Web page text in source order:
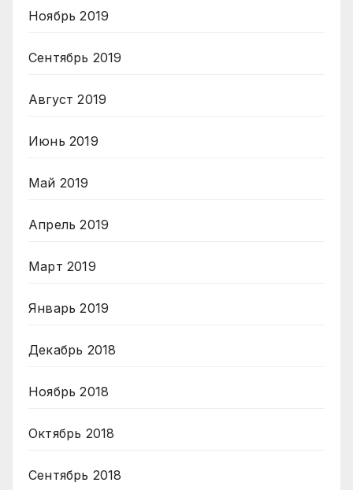
Ноябрь 2019
Сентябрь 2019
Август 2019
Июнь 2019
Май 2019
Апрель 2019
Март 2019
Январь 2019
Декабрь 2018
Ноябрь 2018
Октябрь 2018
Сентябрь 2018